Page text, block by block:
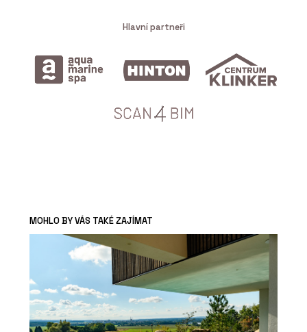
Hlavní partneři
MOHLO BY VÁS TAKÉ ZAJÍMAT